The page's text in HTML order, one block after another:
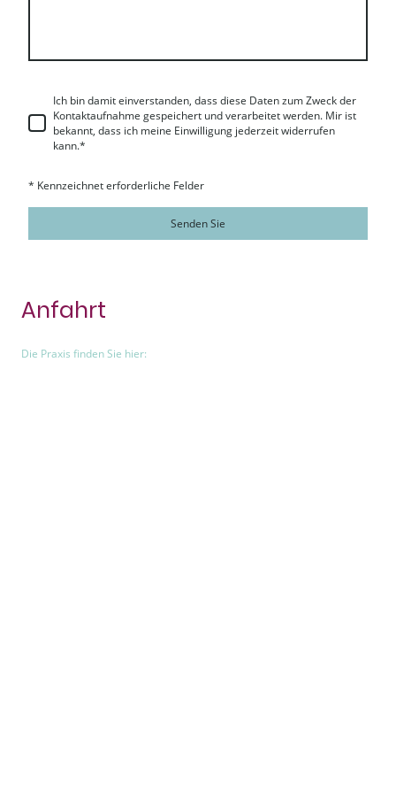
Ich bin damit einverstanden, dass diese Daten zum Zweck der
Kontaktaufnahme gespeichert und verarbeitet werden. Mir ist
bekannt, dass ich meine Einwilligung jederzeit widerrufen
kann.*
* Kennzeichnet erforderliche Felder
Senden Sie
Anfahrt
Die Praxis finden Sie hier: